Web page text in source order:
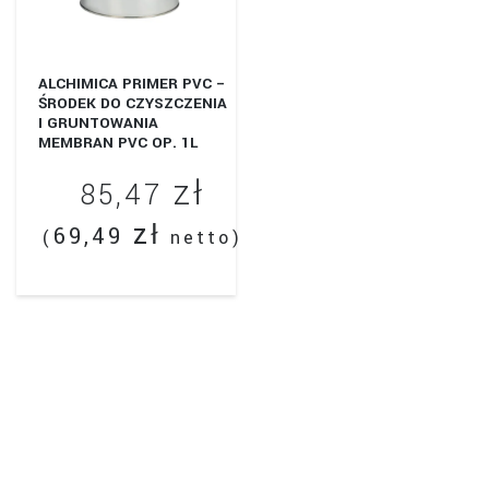
ALCHIMICA PRIMER PVC –
ŚRODEK DO CZYSZCZENIA
I GRUNTOWANIA
MEMBRAN PVC OP. 1L
85,47 zł
( 69,49 zł netto)